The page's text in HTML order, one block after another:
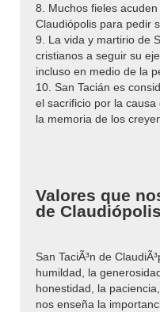
8. Muchos fieles
Claudiópolis para pedir
9. La vida y martirio de
cristianos a seguir su
incluso en medio de la
10. San Tacián es
el sacrificio por la
la memoria de los
Valores que
de Claudiópolis
San TaciÃ³n de
humildad, la
honestidad, la
nos enseña la